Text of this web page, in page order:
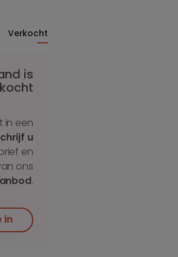
Verkocht
is
in een
u
en
ons
.
in